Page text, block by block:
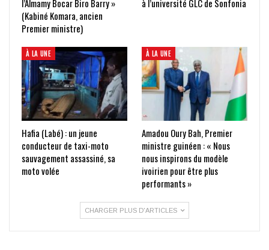
l’Almamy Bocar Biro Barry »
(Kabiné Komara, ancien
Premier ministre)
à l’université GLC de Sonfonia
À LA UNE
Hafia (Labé) : un jeune
conducteur de taxi-moto
sauvagement assassiné, sa
moto volée
À LA UNE
Amadou Oury Bah, Premier
ministre guinéen : « Nous
nous inspirons du modèle
ivoirien pour être plus
performants »
CHARGER PLUS D'ARTICLES